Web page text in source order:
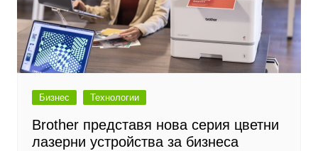
Бизнес Технологии
Brother представя нова серия цветни
лазерни устройства за бизнеса